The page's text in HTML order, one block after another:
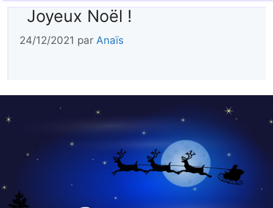
Joyeux Noël !
24/12/2021 par Anaïs